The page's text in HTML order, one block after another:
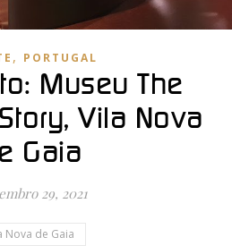
, PORTUGAL
Museu The
Vila Nova
Gaia
29, 2021
Nova de Gaia